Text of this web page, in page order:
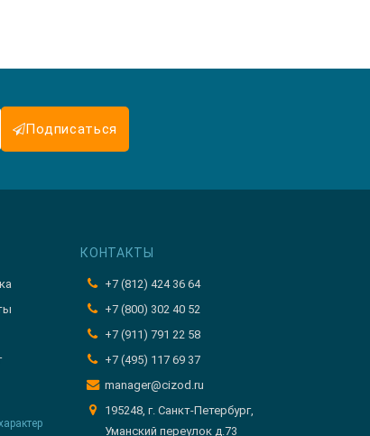
Подписаться
КОНТАКТЫ
+7 (812) 424 36 64
+7 (800) 302 40 52
+7 (911) 791 22 58
+7 (495) 117 69 37
manager@cizod.ru
195248, г. Санкт-Петербург,
Уманский переулок д.73